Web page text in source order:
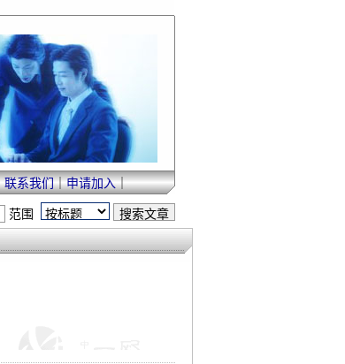
联系我们｜申请加入｜
范围